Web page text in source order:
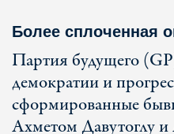
Более сплоченная
Партия будущего
демократии и
сформированные
Ахметом Давутоглу